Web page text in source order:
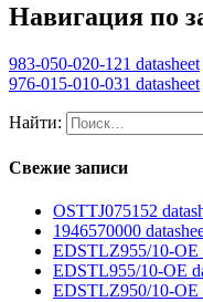
Навигация по
983-050-020-121 datasheet
976-015-010-031 datasheet
Найти:
Свежие записи
OSTTJ075152
1946570000
EDSTLZ955/10-OE
EDSTL955/10-OE
EDSTLZ950/10-OE